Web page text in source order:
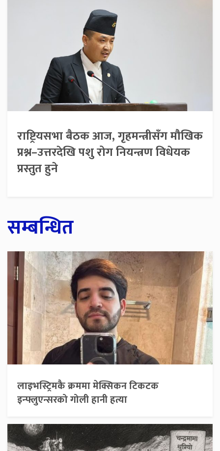
राष्ट्रियसभा बैठक आज, गृहमन्त्रीसँग मौखिक
प्रश्न–उत्तरदेखि पशु रोग नियन्त्रण विधेयक
प्रस्तुत हुने
सम्बन्धित
लाइभस्ट्रिमकै क्रममा मेक्सिकन टिकटक
इन्फ्लुएन्सरको गोली हानी हत्या